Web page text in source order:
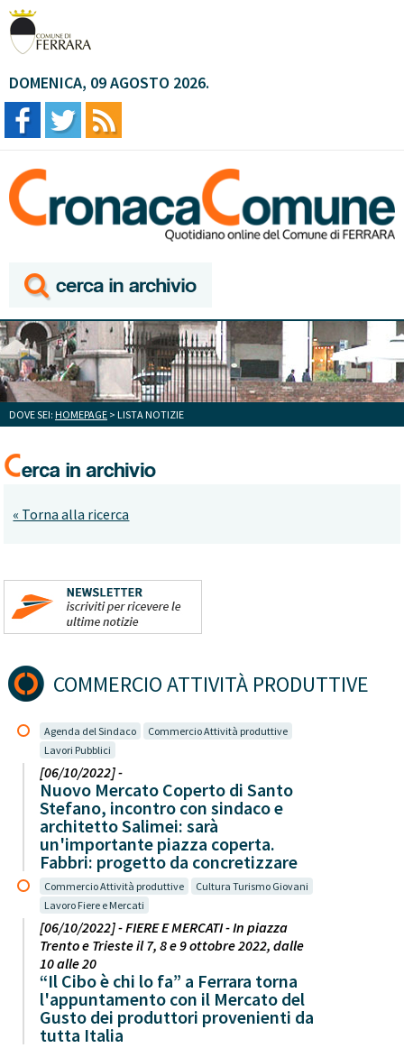
DOMENICA, 09 AGOSTO 2026.
DOVE SEI: HOMEPAGE > LISTA NOTIZIE
« Torna alla ricerca
COMMERCIO ATTIVITÀ PRODUTTIVE
Agenda del Sindaco
Commercio Attività produttive
Lavori Pubblici
[06/10/2022] -
Nuovo Mercato Coperto di Santo
Stefano, incontro con sindaco e
architetto Salimei: sarà
un'importante piazza coperta.
Fabbri: progetto da concretizzare
Commercio Attività produttive
Cultura Turismo Giovani
Lavoro Fiere e Mercati
[06/10/2022] - FIERE E MERCATI - In piazza
Trento e Trieste il 7, 8 e 9 ottobre 2022, dalle
10 alle 20
“Il Cibo è chi lo fa” a Ferrara torna
l'appuntamento con il Mercato del
Gusto dei produttori provenienti da
tutta Italia